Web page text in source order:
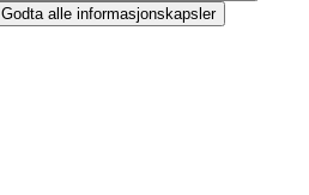
Godta alle informasjonskapsler